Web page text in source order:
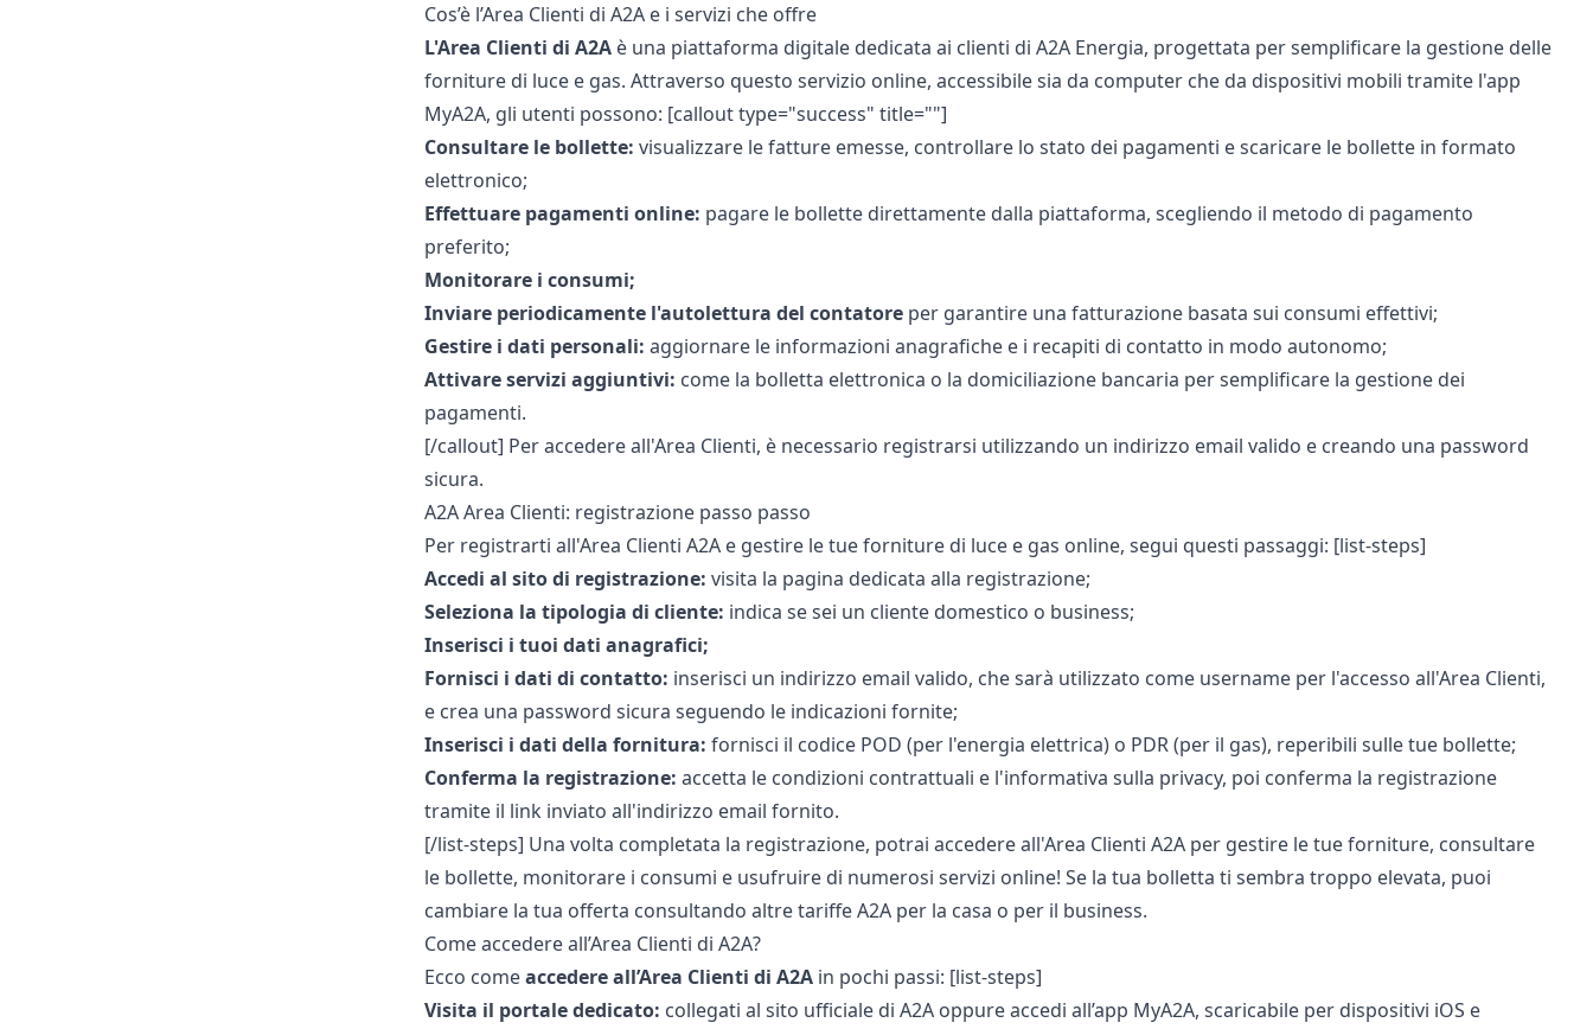
Cos’è l’Area Clienti di A2A e i servizi che offre
L'Area Clienti di A2Aè una piattaforma digitale dedicata ai clienti di A2A Energia, progettata per semplificare la gestione delle
forniture di luce e gas. Attraverso questo servizio online, accessibile sia da computer che da dispositivi mobili tramite l'app
MyA2A, gli utenti possono: [callout type="success" title=""]
Consultare le bollette: visualizzare le fatture emesse, controllare lo stato dei pagamenti e scaricare le bollette in formato
elettronico;
Effettuare pagamenti online: pagare le bollette direttamente dalla piattaforma, scegliendo il metodo di pagamento
preferito;
Monitorare i consumi;
Inviare periodicamente l'autolettura del contatoreper garantire una fatturazione basata sui consumi effettivi;
Gestire i dati personali: aggiornare le informazioni anagrafiche e i recapiti di contatto in modo autonomo;
Attivare servizi aggiuntivi: come la bolletta elettronica o la domiciliazione bancaria per semplificare la gestione dei
pagamenti.
[/callout] Per accedere all'Area Clienti, è necessario registrarsi utilizzando un indirizzo email valido e creando una password
sicura.
A2A Area Clienti: registrazione passo passo
Per registrarti all'Area Clienti A2A e gestire le tue forniture di luce e gas online, segui questi passaggi: [list-steps]
Accedi al sito di registrazione: visita la pagina dedicata alla registrazione;
Seleziona la tipologia di cliente: indica se sei un cliente domestico o business;
Inserisci i tuoi dati anagrafici;
Fornisci i dati di contatto: inserisci un indirizzo email valido, che sarà utilizzato come username per l'accesso all'Area Clienti,
e crea una password sicura seguendo le indicazioni fornite;
Inserisci i dati della fornitura: fornisci il codice POD (per l'energia elettrica)o PDR (per il gas), reperibili sulle tue bollette;
Conferma la registrazione: accetta le condizioni contrattuali e l'informativa sulla privacy, poi conferma la registrazione
tramite il link inviato all'indirizzo email fornito.
[/list-steps] Una volta completata la registrazione, potrai accedere all'Area Clienti A2A per gestire le tue forniture, consultare
le bollette, monitorare i consumi e usufruire di numerosi servizi online! Se la tua bolletta ti sembra troppo elevata, puoi
cambiare la tua offerta consultando altretariffe A2A per la casa o per il business.
Come accedere all’Area Clienti di A2A?
Ecco comeaccedere all’Area Clienti di A2Ain pochi passi: [list-steps]
Visita il portale dedicato: collegati al sito ufficiale di A2A oppure accedi all’app MyA2A, scaricabile per dispositivi iOS e